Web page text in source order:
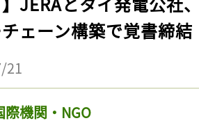
ェーン構築で覚書締結
21
際機関・NGO